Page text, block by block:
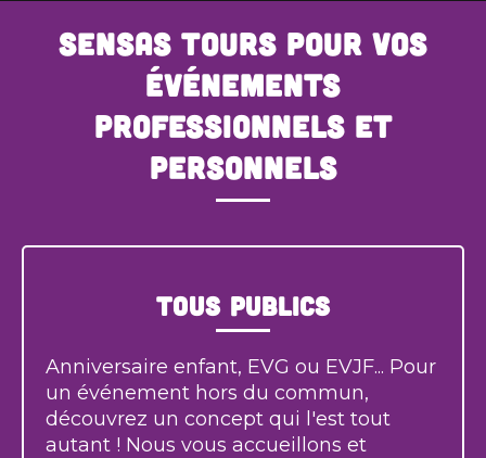
SENSAS Tours pour vos
événements
professionnels et
personnels
Tous publics
Anniversaire enfant, EVG ou EVJF... Pour
un événement hors du commun,
découvrez un concept qui l'est tout
autant ! Nous vous accueillons et